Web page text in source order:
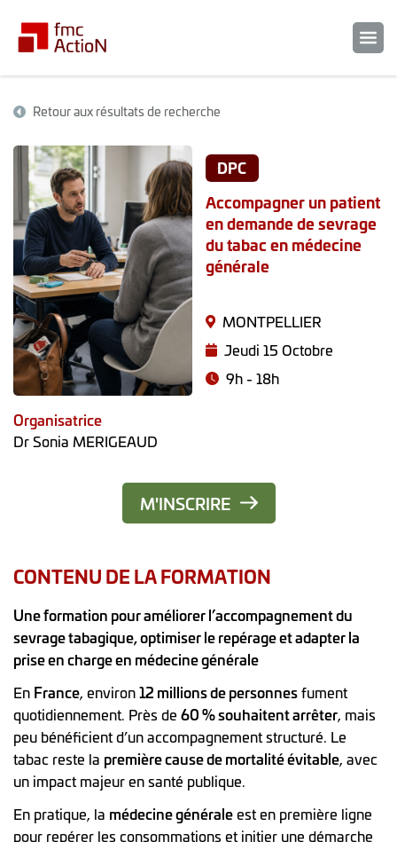
Retour aux résultats de recherche
DPC
Accompagner un patient
en demande de sevrage
du tabac en médecine
générale
MONTPELLIER
Jeudi 15 Octobre
9h - 18h
Organisatrice
Dr Sonia MERIGEAUD
M'INSCRIRE
CONTENU DE LA FORMATION
Une formation pour améliorer l’accompagnement du
sevrage tabagique, optimiser le repérage et adapter la
prise en charge en médecine générale
En France, environ12 millions de personnesfument
quotidiennement. Près de 60 % souhaitent arrêter, mais
peu bénéficient d’un accompagnement structuré. Le
tabac reste la première cause de mortalité évitable, avec
un impact majeur en santé publique.
En pratique, la médecine généraleest en première ligne
pour repérer les consommations et initier une démarche